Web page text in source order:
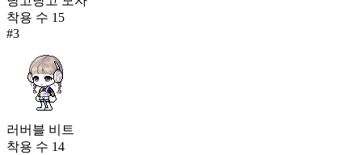
착용 수 15
#3
러버블 비트
착용 수 14